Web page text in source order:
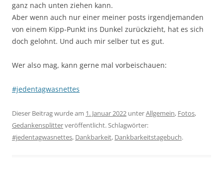
ganz nach unten ziehen kann.
Aber wenn auch nur einer meiner posts irgendjemanden
von einem Kipp-Punkt ins Dunkel zurückzieht, hat es sich
doch gelohnt. Und auch mir selber tut es gut.
Wer also mag, kann gerne mal vorbeischauen:
#jedentagwasnettes
Dieser Beitrag wurde am 1. Januar 2022 unterAllgemein, Fotos,
Gedankensplitterveröffentlicht. Schlagwörter:
#jedentagwasnettes, Dankbarkeit, Dankbarkeitstagebuch.